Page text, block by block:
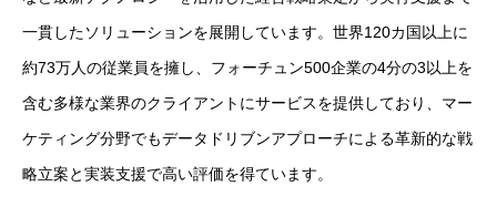
一貫したソリューションを展開しています。世界120カ国以上に
約73万人の従業員を擁し、フォーチュン500企業の4分の3以上を
含む多様な業界のクライアントにサービスを提供しており、マー
ケティング分野でもデータドリブンアプローチによる革新的な戦
略立案と実装支援で高い評価を得ています。